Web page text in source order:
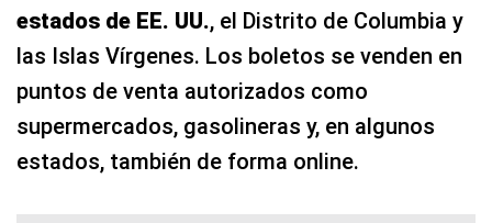
estados de EE. UU., el Distrito de Columbia y
las Islas Vírgenes. Los boletos se venden en
puntos de venta autorizados como
supermercados, gasolineras y, en algunos
estados, también de forma online.